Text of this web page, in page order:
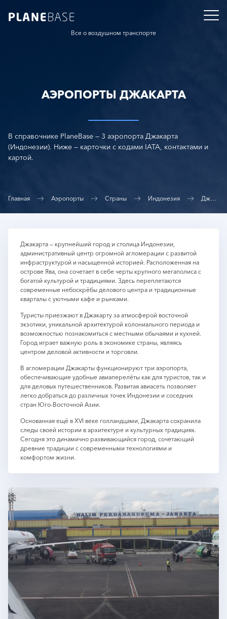
Все о воздушном транспорте
АЭРОПОРТЫ ДЖАКАРТА
В справочнике PlaneBase — 3 аэропорта Джакарта
(Индонезии). Ниже — карточки с кодами IATA, контактами и
картой.
Главная Аэропорты Страны Индонезия Джакарта
Джакарта — крупнейший город и столица Индонезии,
административный центр огромной агломерации с развитой
инфраструктурой и насыщенной историей. Расположенная на
острове Ява, она сочетает в себе черты крупного мегаполиса с
богатой культурой и традициями. Здесь переплетаются
современные небоскрёбы делового центра и традиционные
кварталы с уютными кафе и рынками.
Туристы приезжают в Джакарту за атмосферой восточной
экзотики, уникальной архитектурой колониального периода и
возможностью познакомиться с местными обычаями и кухней.
Город играет важную роль в экономике страны, являясь
центром деловой активности и торговли.
В агломерации Джакарты функционируют три аэропорта,
обеспечивающие удобные авиаперелёты как для туристов, так и
для деловых путешественников. Развитая авиасеть позволяет
легко добраться до различных точек Индонезии и соседних
стран Юго-Восточной Азии.
Основанная ещё в XVI веке голландцами, Джакарта сохранила
следы своей истории в архитектуре и культурных традициях.
Сегодня это динамично развивающийся город, сочетающий
древние традиции с современными технологиями и
комфортом жизни.